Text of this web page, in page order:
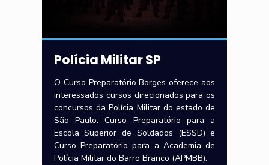
Polícia Militar SP
O Curso Preparatório Borges oferece aos
interessados cursos direcionados para os
concursos da Polícia Militar do estado de
São Paulo: Curso Preparatório para a
Escola Superior de Soldados (ESSD) e
Curso Preparatório para a Academia de
Polícia Militar do Barro Branco (APMBB).